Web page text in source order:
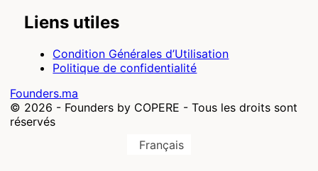
Liens utiles
Condition Générales d’Utilisation
Politique de confidentialité
Founders.ma
© 2026 - Founders by COPERE - Tous les droits sont
réservés
Français